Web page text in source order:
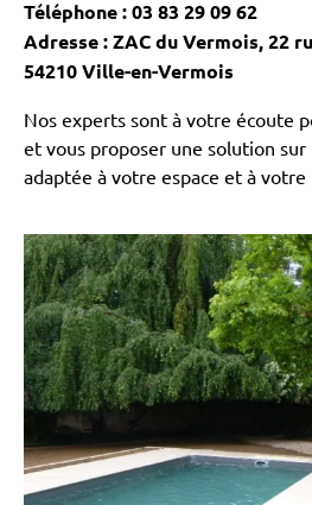
Téléphone : 03 83 29 09 62
Adresse : ZAC du Vermois, 22
54210 Ville-en-Vermois
Nos experts sont à votre écoute
et vous proposer une solution
adaptée à votre espace et à votre